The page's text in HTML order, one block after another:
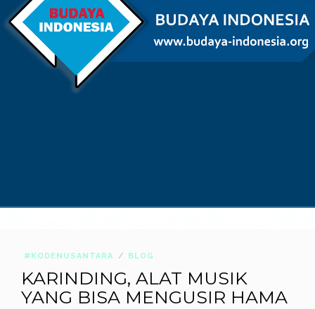
#KODENUSANTARA BLOG
KARINDING, ALAT MUSIK
YANG BISA MENGUSIR HAMA